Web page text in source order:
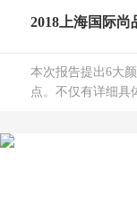
2018上海国际
本次报告提出6大
点。不仅有详细具